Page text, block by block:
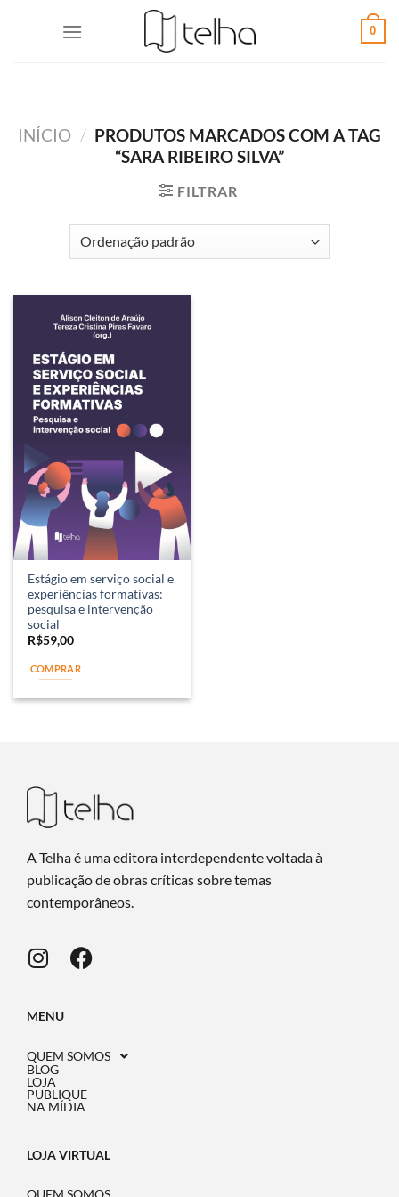
0
INÍCIO / PRODUTOS MARCADOS COM A TAG
“SARA RIBEIRO SILVA”
FILTRAR
Estágio em serviço social e
experiências formativas:
pesquisa e intervenção
social
R$59,00
COMPRAR
A Telha é uma editora interdependente voltada à
publicação de obras críticas sobre temas
contemporâneos.
MENU
QUEM SOMOS
BLOG
LOJA
PUBLIQUE
NA MÍDIA
LOJA VIRTUAL